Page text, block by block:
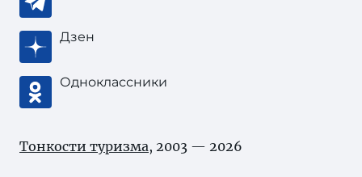
Дзен
Одноклассники
Тонкости туризма, 2003 — 2026